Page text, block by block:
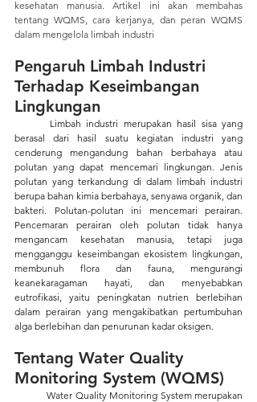
kesehatan manusia. Artikel ini akan membahas
tentang WQMS, cara kerjanya, dan peran WQMS
dalam mengelola limbah industri
Pengaruh Limbah Industri
Terhadap Keseimbangan
Lingkungan
berasal dari hasil suatu kegiatan industri yang
cenderung mengandung bahan berbahaya atau
polutan yang dapat mencemari lingkungan. Jenis
polutan yang terkandung di dalam limbah industri
berupa bahan kimia berbahaya, senyawa organik, dan
bakteri. Polutan-polutan ini mencemari perairan.
Pencemaran perairan oleh polutan tidak hanya
mengancam kesehatan manusia, tetapi juga
mengganggu keseimbangan ekosistem lingkungan,
membunuh flora dan fauna, mengurangi
keanekaragaman hayati, dan menyebabkan
eutrofikasi, yaitu peningkatan nutrien berlebihan
dalam perairan yang mengakibatkan pertumbuhan
alga berlebihan dan penurunan kadar oksigen.
Tentang Water Quality
Monitoring System (WQMS)
	Water Quality Monitoring System merupakan